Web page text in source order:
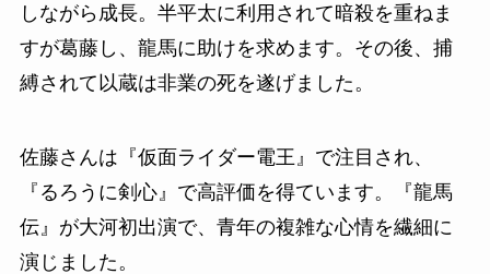
しながら成長。半平太に利用されて暗殺を重ねま
すが葛藤し、龍馬に助けを求めます。その後、捕
縛されて以蔵は非業の死を遂げました。
佐藤さんは『仮面ライダー電王』で注目され、
『るろうに剣心』で高評価を得ています。『龍馬
伝』が大河初出演で、青年の複雑な心情を繊細に
演じました。